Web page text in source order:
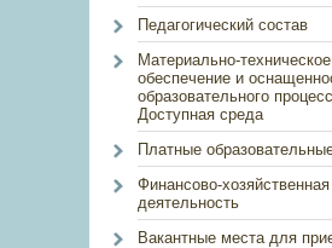
Педагогический состав
Материально-техническое
обеспечение и
образовательного
Доступная среда
Платные
Финансово-хозяйственная
деятельность
Вакантные места для